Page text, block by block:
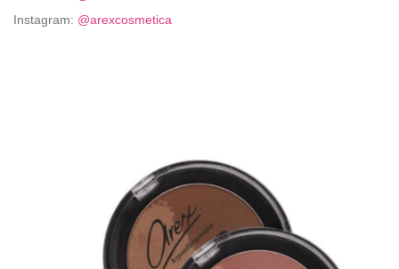
Instagram: @arexcosmetica